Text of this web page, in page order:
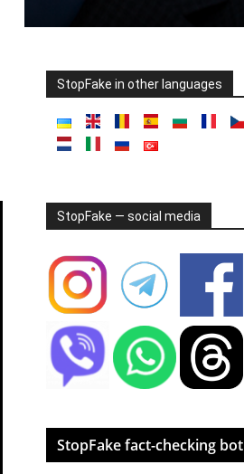
StopFake in other languages
StopFake — social media
StopFake fact-checking bot